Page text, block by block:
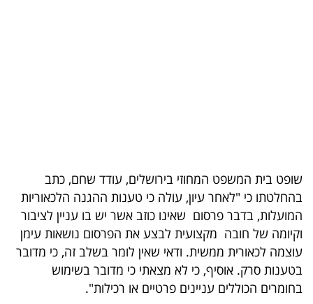
פודקאסט
40
UNDER
40
שופט בית המשפט המחוזי בירושלים, עודד שחם, כתב
בהחלטתו כי "לאחר עיון, עולה כי טענות ההגנה הלכאוריות
המועלות, בדבר פרסום שאינו כוזב אשר יש בו עניין לציבור
וקיומה של חובה מקצועית לבצע את הפרסום נושאות עימן
עוצמה לכאורית ממשית. ודאי שאין לומר בשלב זה, כי מדובר
בטענות סרק. אוסיף, כי לא מצאתי כי מדובר בשימוש
בחומרים הכוללים עניינים פרטיים או רכילות".